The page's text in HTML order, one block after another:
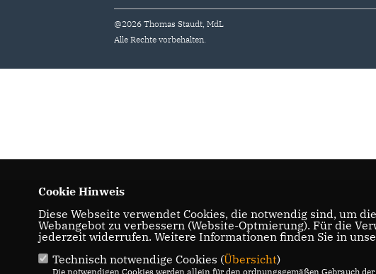
@2026 Thomas Staudt, MdL
Alle Rechte vorbehalten.
Cookie Hinweis
Diese Webseite verwendet Cookies, die notwendig sind, um
Webangebot zu verbessern (Website-Optmierung). Für die
jederzeit widerrufen. Weitere Informationen finden Sie in
Technisch notwendige Cookies (Übersicht)
Die notwendigen Cookies werden allein für den ordnungsgemäßen Gebrauch